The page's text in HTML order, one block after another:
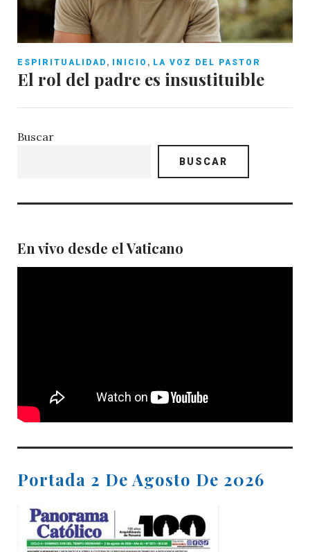
ESPIRITUALIDAD , INICIO , LA VOZ DEL PASTOR
El rol del padre es insustituible
Buscar
BUSCAR
En vivo desde el Vaticano
Portada 2 De Agosto De 2026